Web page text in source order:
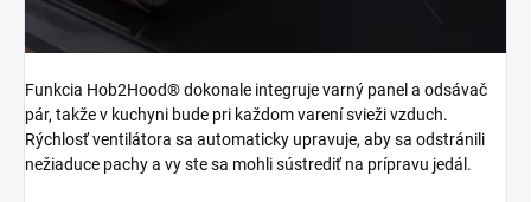
Funkcia Hob2Hood® dokonale integruje varný panel a odsávač
pár, takže v kuchyni bude pri každom varení svieži vzduch.
Rýchlosť ventilátora sa automaticky upravuje, aby sa odstránili
nežiaduce pachy a vy ste sa mohli sústrediť na prípravu jedál.